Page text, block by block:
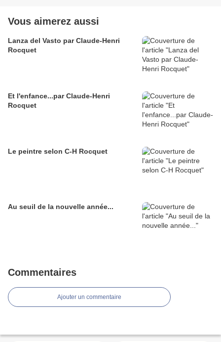
Vous aimerez aussi
Lanza del Vasto par Claude-Henri
Rocquet
Et l'enfance...par Claude-Henri
Rocquet
Le peintre selon C-H Rocquet
Au seuil de la nouvelle année...
Commentaires
Ajouter un commentaire